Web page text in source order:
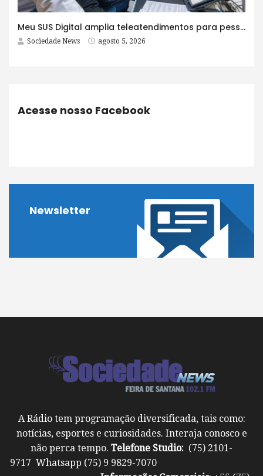
Meu SUS Digital amplia teleatendimentos para pessoas com problemas com jogos e apostas
Sociedade News agosto 5, 2026
Acesse nosso Facebook
Newsletter
A Rádio tem programação diversificada, tais como:
notícias, esportes e curiosidades. Interaja conosco e
não perca tempo. Telefone Studio: (75) 2101-
9717 Whatsapp (75) 9 9829-7070